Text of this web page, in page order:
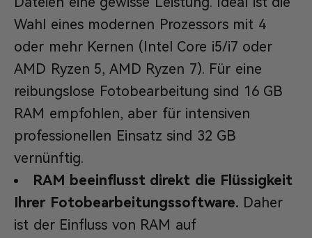
Wahl eines modernen Prozessors mit 4
oder mehr Kernen (Intel Core i5/i7 oder
AMD Ryzen 5, AMD Ryzen 7). Für eine
reibungslose Fotobearbeitung sind 16 GB
RAM empfohlen, aber für intensiven
professionellen Einsatz sind 32 GB
vernünftig.
RAM beeinflusst direkt die Flüssigkeit
Ihrer Fotobearbeitungssoftware. Daher
ist der Einfluss von RAM auf